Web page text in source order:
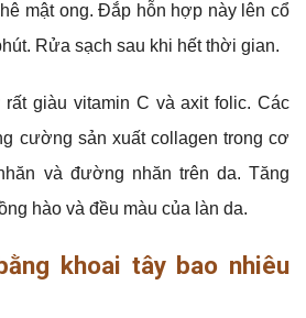
mật ong. Đắp hỗn hợp này lên cổ
Rửa sạch sau khi hết thời gian.
rất giàu vitamin C và axit folic. Các
cường sản xuất collagen trong cơ
và đường nhăn trên da. Tăng
hào và đều màu của làn da.
khoai tây bao nhiêu